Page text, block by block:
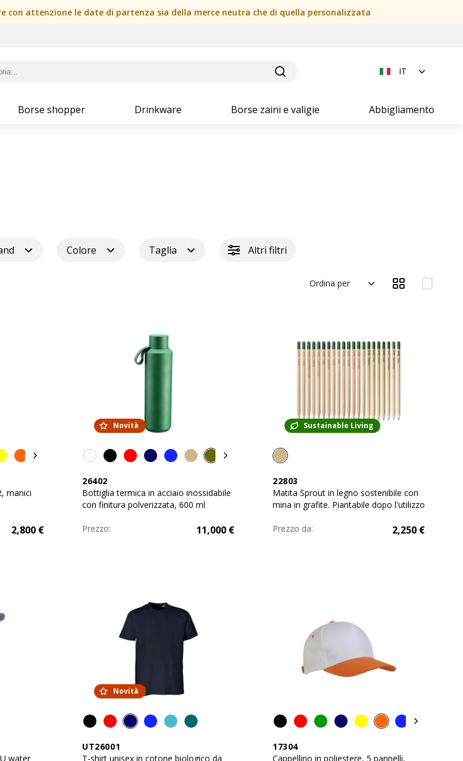
con attenzione le date di partenza sia della merce neutra che di quella personalizzata
IT
Borse shopper Drinkware Borse zaini e valigie Abbigliamento
Colore Taglia Altri filtri
Ordina per
manici
2,800€
Novità
26402
Bottiglia termica in acciaio inossidabile
con finitura polverizzata, 600 ml
Prezzo: 11,000€
Sustainable Living
22803
Matita Sprout in legno sostenibile con
mina in grafite. Piantabile dopo l'utilizzo
Prezzo da: 2,250€
water
Novità
UT26001
T-shirt unisex in cotone biologico da
17304
Cappellino in poliestere, 5 pannelli,